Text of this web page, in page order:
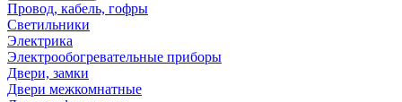
Провод, кабель, гофры
Светильники
Электрика
Электрообогревательные приборы
Двери, замки
Двери межкомнатные